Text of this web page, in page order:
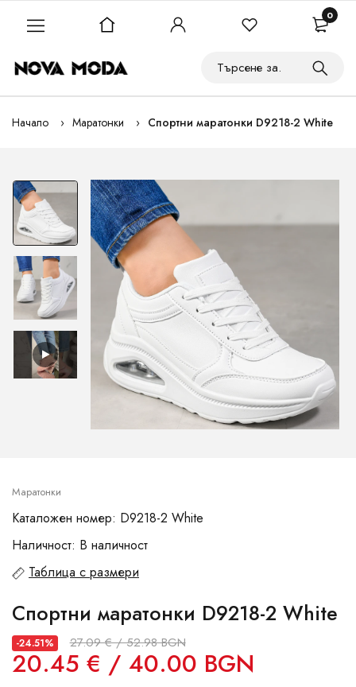
Начало Маратонки Спортни маратонки D9218-2 White
Маратонки
Каталожен номер: D9218-2 White
Наличност: В наличност
Таблица с размери
Спортни маратонки D9218-2 White
-24.51% 27.09 € / 52.98 BGN
20.45 € / 40.00 BGN
0